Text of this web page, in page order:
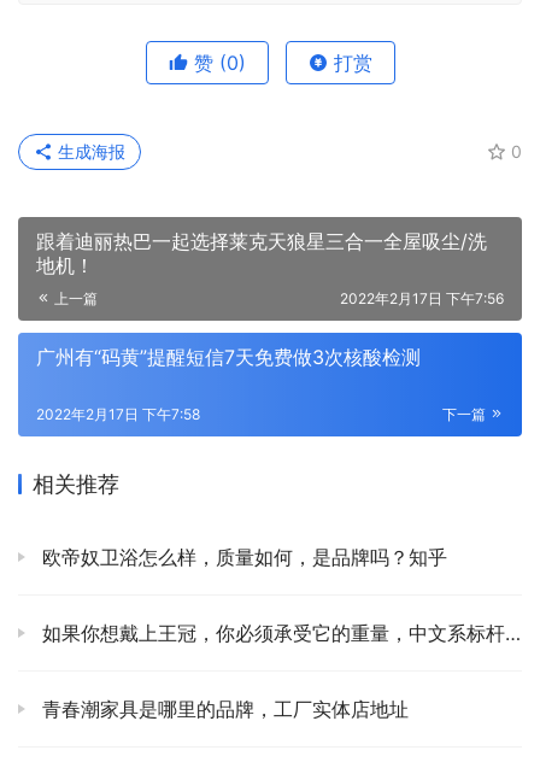
赞 (0) 打赏
0
生成海报
跟着迪丽热巴一起选择莱克天狼星三合一全屋吸尘/洗
地机！
上一篇 2022年2月17日 下午7:56
广州有“码黄”提醒短信7天免费做3次核酸检测
下一篇
2022年2月17日 下午7:58
相关推荐
欧帝奴卫浴怎么样，质量如何，是品牌吗？知乎
如果你想戴上王冠，你必须承受它的重量，中文系标杆长安UNI-V是怎么做出来的？
青春潮家具是哪里的品牌，工厂实体店地址